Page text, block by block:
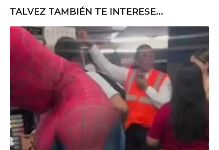
TALVEZ TAMBIÉN TE INTERESE...